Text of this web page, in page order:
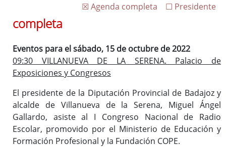
☐ Presidente
☒ Agenda completa
completa
Eventos para el sábado, 15 de octubre de 2022
09:30 VILLANUEVA DE LA SERENA. Palacio de
Exposiciones y Congresos
El presidente de la Diputación Provincial de Badajoz y
alcalde de Villanueva de la Serena, Miguel Ángel
Gallardo, asiste al I Congreso Nacional de Radio
Escolar, promovido por el Ministerio de Educación y
Formación Profesional y la Fundación COPE.